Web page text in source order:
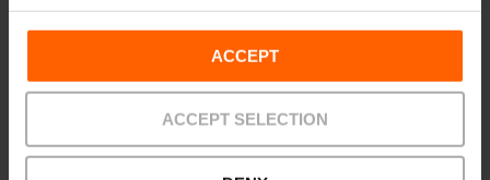
ACCEPT
ACCEPT SELECTION
Cómo llegar